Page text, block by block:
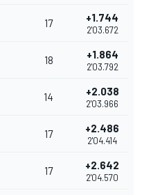
17 +1.744
2'03.672
18 +1.864
2'03.792
14 +2.038
2'03.966
17 +2.486
2'04.414
17 +2.642
2'04.570